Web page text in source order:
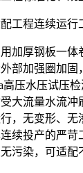
工程连续运行
加厚钢板一体
部加强圈加固
高压水压试压
大流量水流冲
，无变形、
续投产的严
污染，可适配